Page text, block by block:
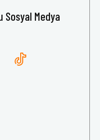
Sosyal Medya